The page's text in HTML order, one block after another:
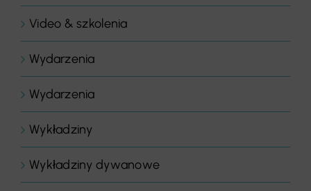
Video & szkolenia
Wydarzenia
Wydarzenia
Wykładziny
Wykładziny dywanowe